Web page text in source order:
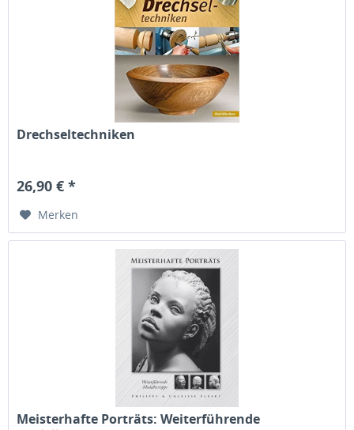
Drechseltechniken
26,90 € *
Merken
Meisterhafte Porträts: Weiterführende